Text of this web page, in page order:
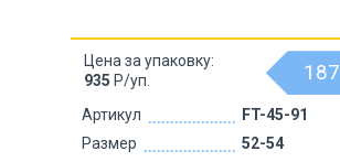
Артикул
FT-45-91
Размер
52-54
187
Цена за упаковку:
935 Р/уп.